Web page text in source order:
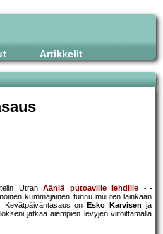
Artikkelit
UtranÄäniä putoaville lehdille -
kummajainen tunnu muuten lainkaan
Kevätpäiväntasaus on
Esko Karvisen ja
jatkaa aiempien levyjen viitoittamalla